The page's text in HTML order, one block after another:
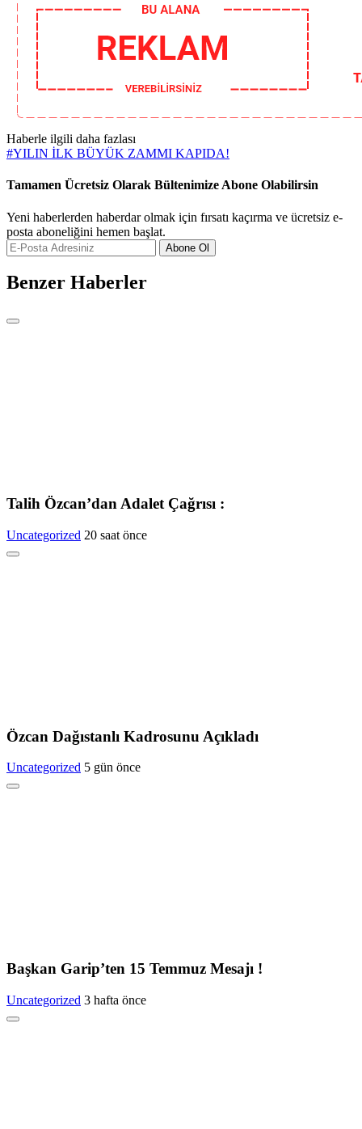
Haberle ilgili daha fazlası
#YILIN İLK BÜYÜK ZAMMI KAPIDA!
Tamamen Ücretsiz Olarak Bültenimize Abone Olabilirsin
Yeni haberlerden haberdar olmak için fırsatı kaçırma ve ücretsiz e-
posta aboneliğini hemen başlat.
Abone Ol
Benzer Haberler
Talih Özcan’dan Adalet Çağrısı :
Uncategorized 20 saat önce
Özcan Dağıstanlı Kadrosunu Açıkladı
Uncategorized 5 gün önce
Başkan Garip’ten 15 Temmuz Mesajı !
Uncategorized 3 hafta önce